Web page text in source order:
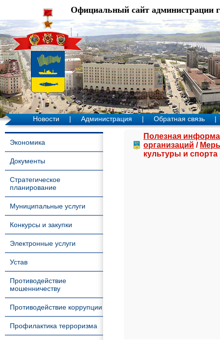
Официальный сайт администрации
Новости | Администрация | Обратная связь |
Экономика
Документы
Стратегическое
планирование
Муниципальные услуги
Конкурсы и закупки
Электронные услуги
Устав
Противодействие
мошенничеству
Противодействие коррупции
Профилактика терроризма
Полезная
организаций /
культуры и спорта